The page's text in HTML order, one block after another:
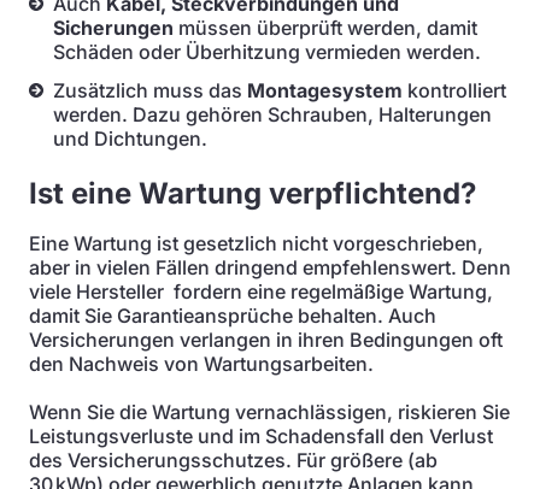
Sicherungen müssen überprüft werden, damit
Schäden oder Überhitzung vermieden werden.
Zusätzlich muss das Montagesystem kontrolliert
werden. Dazu gehören Schrauben, Halterungen
und Dichtungen.
Ist eine Wartung verpflichtend?
Eine Wartung ist gesetzlich nicht vorgeschrieben,
aber in vielen Fällen dringend empfehlenswert. Denn
viele Hersteller fordern eine regelmäßige Wartung,
damit Sie Garantieansprüche behalten. Auch
Versicherungen verlangen in ihren Bedingungen oft
den Nachweis von Wartungsarbeiten.
Wenn Sie die Wartung vernachlässigen, riskieren Sie
Leistungsverluste und im Schadensfall den Verlust
des Versicherungsschutzes. Für größere (ab
30 kWp) oder gewerblich genutzte Anlagen kann